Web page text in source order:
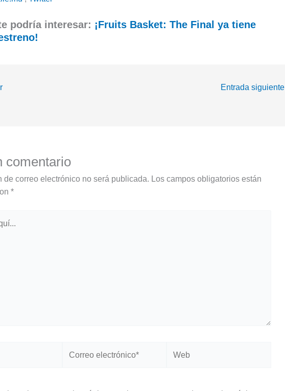
podría interesar: ¡Fruits Basket: The Final ya tiene
Entrada siguiente
comentario
de correo electrónico no será publicada. Los campos obligatorios están
*
electrónico*